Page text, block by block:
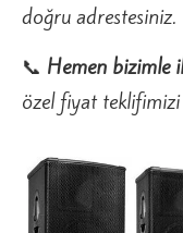
doğru adrestesiniz.
📞 Hemen bizimle
özel fiyat